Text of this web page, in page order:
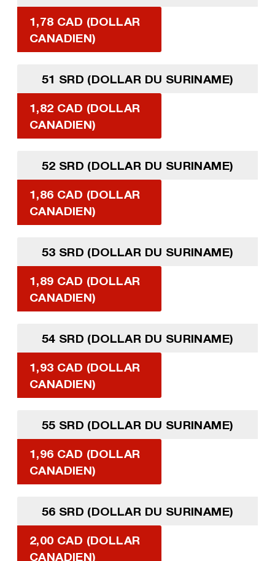
1,78 CAD (DOLLAR
CANADIEN)
51 SRD (DOLLAR DU SURINAME)
1,82 CAD (DOLLAR
CANADIEN)
52 SRD (DOLLAR DU SURINAME)
1,86 CAD (DOLLAR
CANADIEN)
53 SRD (DOLLAR DU SURINAME)
1,89 CAD (DOLLAR
CANADIEN)
54 SRD (DOLLAR DU SURINAME)
1,93 CAD (DOLLAR
CANADIEN)
55 SRD (DOLLAR DU SURINAME)
1,96 CAD (DOLLAR
CANADIEN)
56 SRD (DOLLAR DU SURINAME)
2,00 CAD (DOLLAR
CANADIEN)